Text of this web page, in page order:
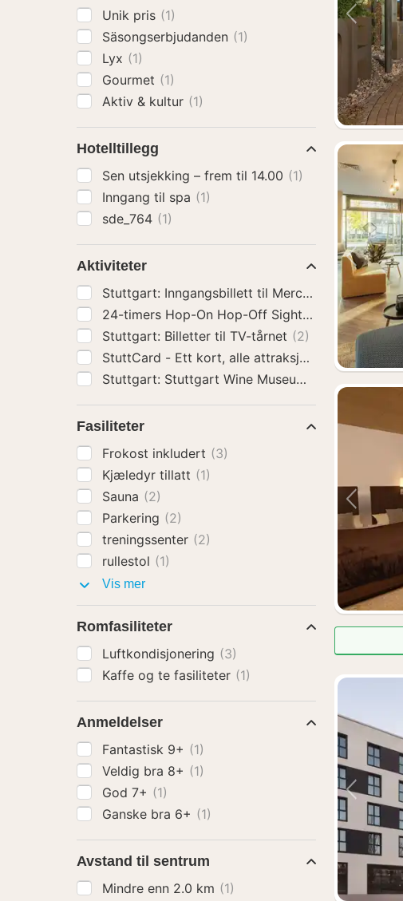
Unik pris (1)
Säsongserbjudanden (1)
Lyx (1)
Gourmet (1)
Aktiv & kultur (1)
Hotelltillegg
Sen utsjekking – frem til 14.00 (1)
Inngang til spa (1)
sde_764 (1)
Aktiviteter
Stuttgart: Inngangsbillett til
24-timers
Stuttgart: Billetter til TV-tårnet (2)
StuttCard - Ett kort, alle attraksjoner
(2)
Fasiliteter
Frokost inkludert (3)
Kjæledyr tillatt (1)
Sauna (2)
Parkering (2)
treningssenter (2)
rullestol (1)
Vis merFasiliteter
Romfasiliteter
Luftkondisjonering (3)
Kaffe og te fasiliteter (1)
Anmeldelser
Fantastisk 9+ (1)
Veldig bra 8+ (1)
God 7+ (1)
Ganske bra 6+ (1)
Avstand til sentrum
Mindre enn 2.0 km (1)